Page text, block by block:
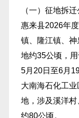
（一）征地拆
惠来县2026年
镇、隆江镇、
地约35公顷，
5月20日至6月19
大南海石化工
地，涉及溪洋
约80公顷。